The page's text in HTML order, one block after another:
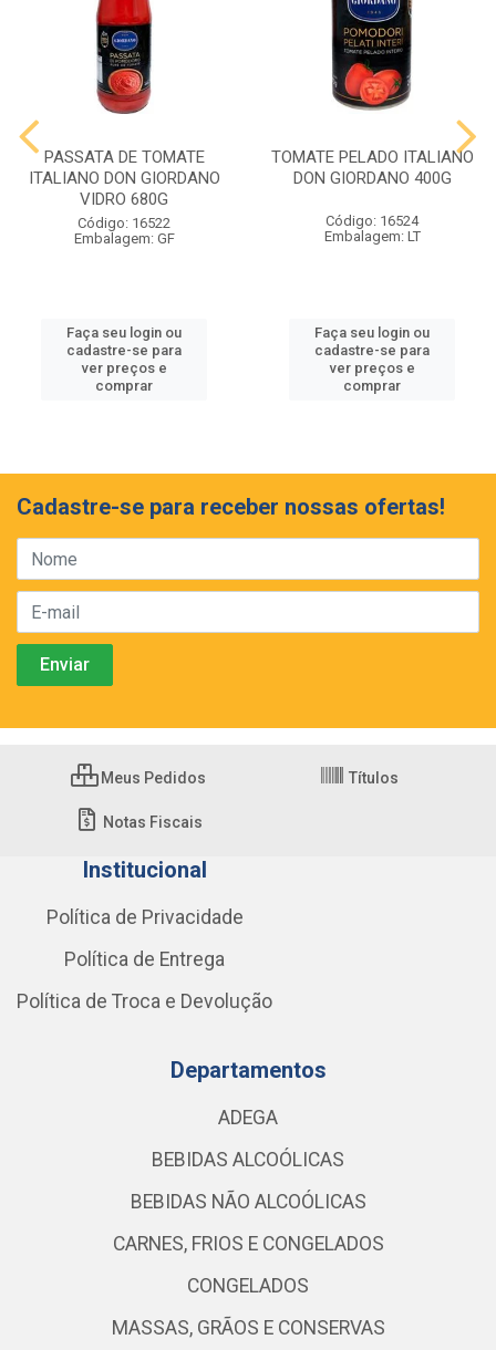
PASSATA DE TOMATE
ITALIANO DON GIORDANO
VIDRO 680G
Código: 16522
Embalagem: GF
Faça seu login ou
cadastre-se para
ver preços e
comprar
TOMATE PELADO ITALIANO
DON GIORDANO 400G
Código: 16524
Embalagem: LT
Faça seu login ou
cadastre-se para
ver preços e
comprar
Cadastre-se para receber nossas ofertas!
Meus Pedidos Títulos
Notas Fiscais
Institucional
Política de Privacidade
Política de Entrega
Política de Troca e Devolução
Departamentos
ADEGA
BEBIDAS ALCOÓLICAS
BEBIDAS NÃO ALCOÓLICAS
CARNES, FRIOS E CONGELADOS
CONGELADOS
MASSAS, GRÃOS E CONSERVAS